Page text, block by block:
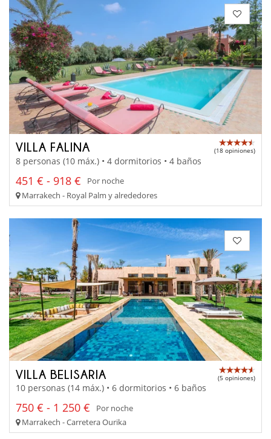
VILLA FALINA (18 opiniones)
8 personas (10 máx.) • 4 dormitorios • 4 baños
451 € - 918 €
Por noche
Marrakech - Royal Palm y alrededores
VILLA BELISARIA (5 opiniones)
10 personas (14 máx.) • 6 dormitorios • 6 baños
750 € - 1 250 €
Por noche
Marrakech - Carretera Ourika